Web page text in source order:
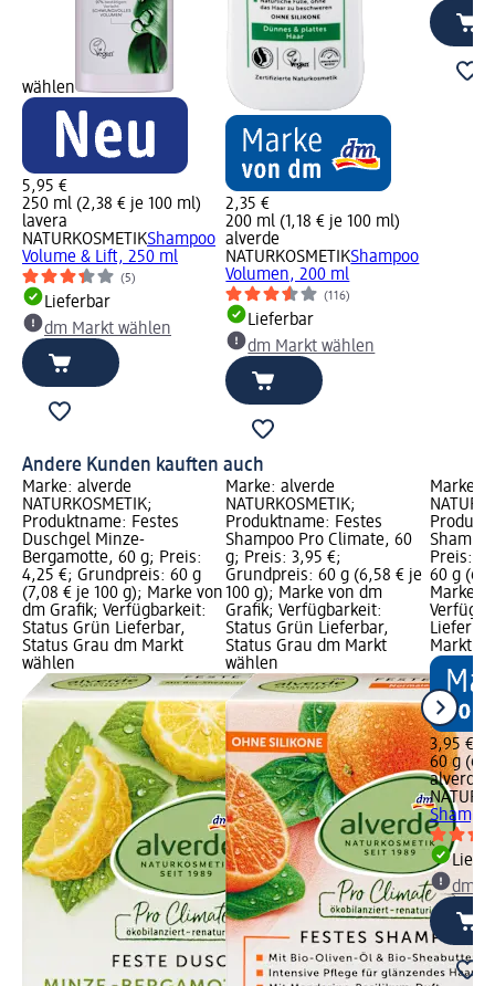
wählen
5,95 €
250 ml (2,38 € je 100 ml)
lavera
NATURKOSMETIKShampoo
Volume & Lift, 250 ml
(5)
Lieferbar
dm Markt wählen
2,35 €
200 ml (1,18 € je 100 ml)
alverde
NATURKOSMETIKShampoo
Volumen, 200 ml
(116)
Lieferbar
dm Markt wählen
Andere Kunden kauften auch
Marke: alverde
NATURKOSMETIK;
Produktname: Festes
Duschgel Minze-
Bergamotte, 60 g; Preis:
4,25 €; Grundpreis: 60 g
(7,08 € je 100 g); Marke von
dm Grafik; Verfügbarkeit:
Status Grün Lieferbar,
Status Grau dm Markt
wählen
Marke: alverde
NATURKOSMETIK;
Produktname: Festes
Shampoo Pro Climate, 60
g; Preis: 3,95 €;
Grundpreis: 60 g (6,58 € je
100 g); Marke von dm
Grafik; Verfügbarkeit:
Status Grün Lieferbar,
Status Grau dm Markt
wählen
Marke:
Preis:
60 g
Marke
Markt
3,95 €
60 g
alverde
dm